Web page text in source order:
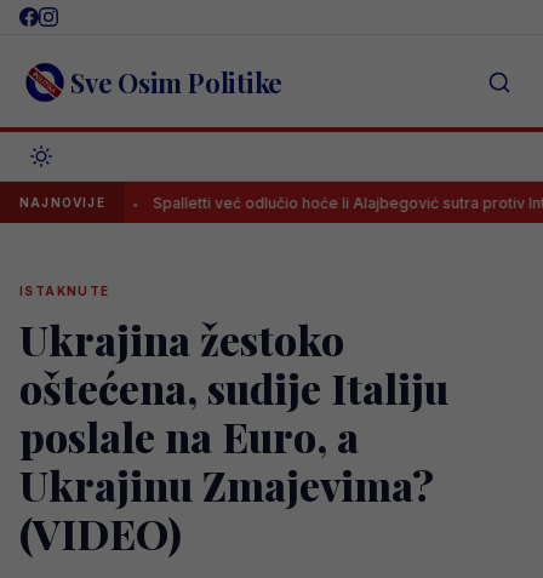
Skip
content Sve Osim Politike
NAJNOVIJESpalletti već odlučio hoće li Alajbegović sutra protiv Intera
ISTAKNUTE
Ukrajina žestoko
oštećena, sudije Italiju
poslale na Euro, a
Ukrajinu Zmajevima?
(VIDEO)